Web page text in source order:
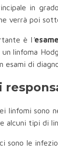
in
verrà poi
è l '
un linfoma
esami di
linfomi sono
alcuni tipi di
sono le